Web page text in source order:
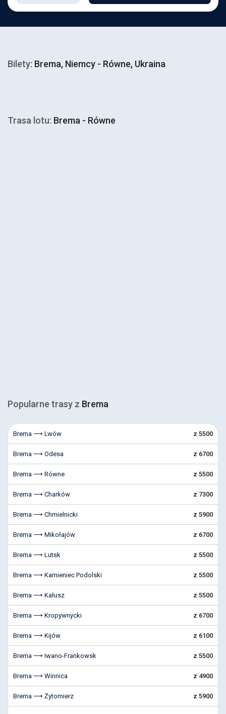
Bilety: Brema, Niemcy - Równe, Ukraina
Trasa lotu: Brema - Równe
Popularne trasy z Brema
Brema ⟶ Lwów z 5500
Brema ⟶ Odesa z 6700
Brema ⟶ Równe z 5500
Brema ⟶ Charków z 7300
Brema ⟶ Chmielnicki z 5900
Brema ⟶ Mikołajów z 6700
Brema ⟶ Lutsk z 5500
Brema ⟶ Kamieniec Podolski z 5500
Brema ⟶ Kałusz z 5500
Brema ⟶ Kropywnycki z 6700
Brema ⟶ Kijów z 6100
Brema ⟶ Iwano-Frankowsk z 5500
Brema ⟶ Winnica z 4900
Brema ⟶ Żytomierz z 5900